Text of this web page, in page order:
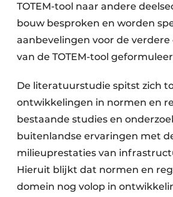
TOTEM-tool naar andere
bouw besproken en worden
aanbevelingen voor de
van de TOTEM-tool
De literatuurstudie spitst zich
ontwikkelingen in normen en
bestaande studies en
buitenlandse ervaringen met
milieuprestaties van
Hieruit blijkt dat normen en
domein nog volop in